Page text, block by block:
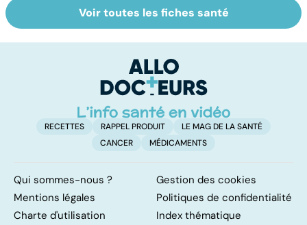
La tuberculose
pulmonaire
Accro au sucre ?
Voir toutes les fiches santé
RECETTES RAPPEL PRODUIT
LE MAG DE LA SANTÉ
CANCER
MÉDICAMENTS
Qui sommes-nous ?
Gestion des cookies
Mentions légales
Politiques de confidentialité
Charte d'utilisation
Index thématique